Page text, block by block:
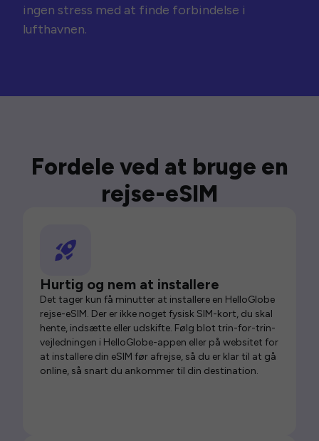
ingen stress med at finde forbindelse i
lufthavnen.
Fordele ved at bruge en
rejse-eSIM
Hurtig og nem at installere
Det tager kun få minutter at installere en HelloGlobe
rejse-eSIM. Der er ikke noget fysisk SIM-kort, du skal
hente, indsætte eller udskifte. Følg blot trin-for-trin-
vejledningen i HelloGlobe-appen eller på websitet for
at installere din eSIM før afrejse, så du er klar til at gå
online, så snart du ankommer til din destination.